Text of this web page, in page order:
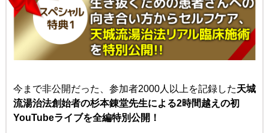
今まで非公開だった、参加者2000人以上を記録した天城
流湯治法創始者の杉本錬堂先生による2時間越えの初
YouTubeライブを全編特別公開！